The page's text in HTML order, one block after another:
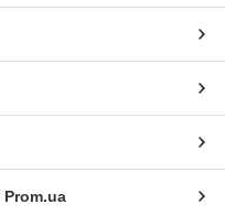
Prom.ua